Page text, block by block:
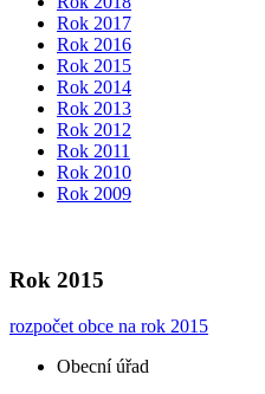
Rok 2017
Rok 2016
Rok 2015
Rok 2014
Rok 2013
Rok 2012
Rok 2011
Rok 2010
Rok 2009
Rok 2015
rozpočet obce na rok 2015
Obecní úřad